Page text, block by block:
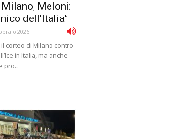
Meloni:
dell’Italia”
2026
corteo di Milano contro
in Italia, ma anche
pro...